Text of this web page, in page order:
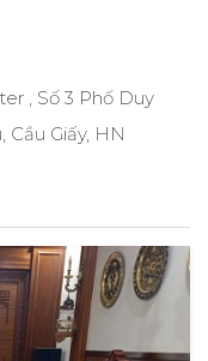
, Số 3 Phố Duy
Cầu Giấy, HN